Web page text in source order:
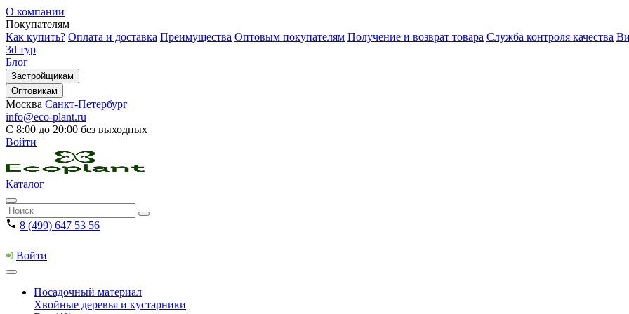
О компании
Покупателям
Как купить? Оплата и доставка Преимущества Оптовым покупателям Получение и возврат товара Служба контроля качества
3d тур
Блог
Застройщикам
Оптовикам
Москва Санкт-Петербург
info@eco-plant.ru
С 8:00 до 20:00 без выходных
Войти
Каталог
8 (499) 647 53 56
Войти
Посадочный материал
Хвойные деревья и кустарники